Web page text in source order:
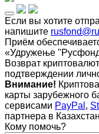
Если вы хотите
напишите
Приём
«Удружење
Возврат
подтверждении
Внимание!
карты зарубежного
сервисами PayPal ,
партнера в
Кому помочь?